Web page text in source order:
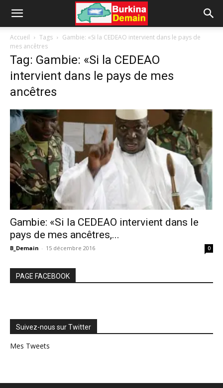
Accueil Tags
Gambie: «Si la CEDEAO intervient dans le pays de
mes ancêtres
Tag: Gambie: «Si la CEDEAO
intervient dans le pays de mes
ancêtres
Gambie: «Si la CEDEAO intervient dans le
pays de mes ancêtres,...
B_Demain - 15 décembre 2016 0
PAGE FACEBOOK
Suivez-nous sur Twitter
Mes Tweets